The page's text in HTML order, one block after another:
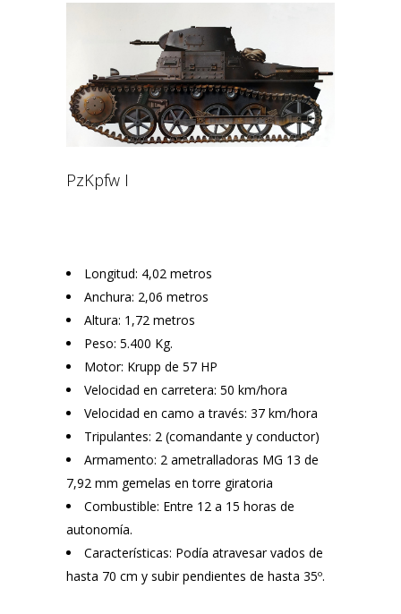
PzKpfw I
Longitud: 4,02 metros
Anchura: 2,06 metros
Altura: 1,72 metros
Peso: 5.400 Kg.
Motor: Krupp de 57 HP
Velocidad en carretera: 50 km/hora
Velocidad en camo a través: 37 km/hora
Tripulantes: 2 (comandante y conductor)
Armamento: 2 ametralladoras MG 13 de
7,92 mm gemelas en torre giratoria
Combustible: Entre 12 a 15 horas de
autonomía.
Características: Podía atravesar vados de
hasta 70 cm y subir pendientes de hasta 35º.